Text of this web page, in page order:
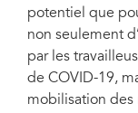
potentiel que
non seulement
par les
de COVID-19,
mobilisation des